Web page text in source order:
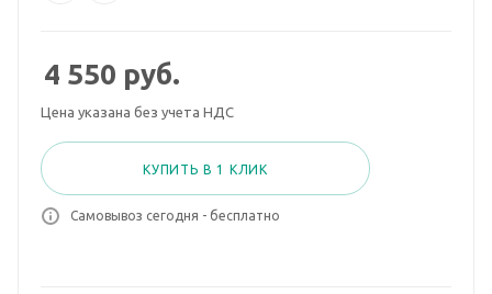
4 550 руб.
Цена указана без учета НДС
КУПИТЬ В 1 КЛИК
Самовывоз сегодня - бесплатно